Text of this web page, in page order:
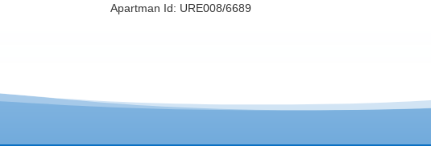
Apartman Id: URE008/6689